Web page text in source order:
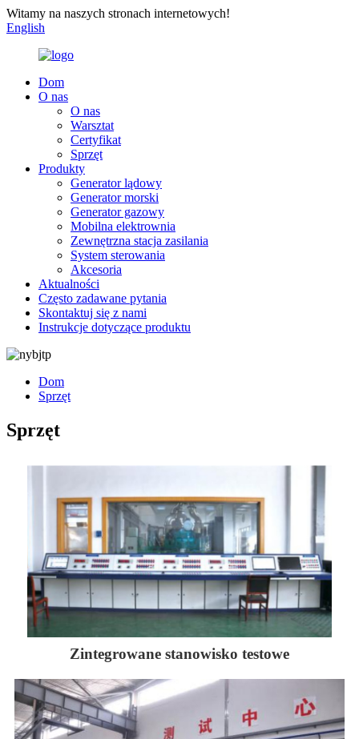
Witamy na naszych stronach internetowych!
English
Dom
O nas
O nas
Warsztat
Certyfikat
Sprzęt
Produkty
Generator lądowy
Generator morski
Generator gazowy
Mobilna elektrownia
Zewnętrzna stacja zasilania
System sterowania
Akcesoria
Aktualności
Często zadawane pytania
Skontaktuj się z nami
Instrukcje dotyczące produktu
Dom
Sprzęt
Sprzęt
Zintegrowane stanowisko testowe